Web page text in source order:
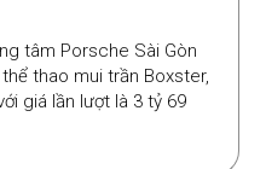
tâm Porsche Sài Gòn
thao mui trần Boxster,
giá lần lượt là 3 tỷ 69